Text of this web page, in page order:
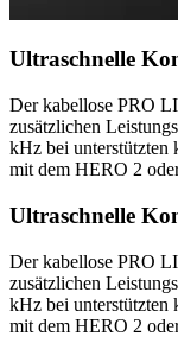
Ultraschnelle
Der kabellose PRO
zusätzlichen
kHz bei unterstützten
mit dem HERO 2
Ultraschnelle
Der kabellose PRO
zusätzlichen
kHz bei unterstützten
mit dem HERO 2